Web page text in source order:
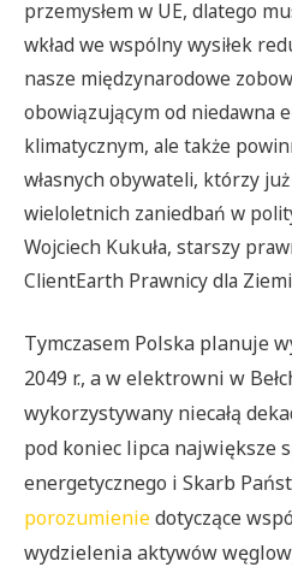
przemysłem w UE, dlatego
wkład we wspólny wysiłek
nasze międzynarodowe
obowiązującym od niedawna
klimatycznym, ale także
własnych obywateli, którzy
wieloletnich zaniedbań w
Wojciech Kukuła, starszy
ClientEarth Prawnicy dla
Tymczasem Polska planuje
2049 r., a w elektrowni w
wykorzystywany niecałą
pod koniec lipca największe
energetycznego i Skarb
porozumieniedotyczące
wydzielenia aktywów